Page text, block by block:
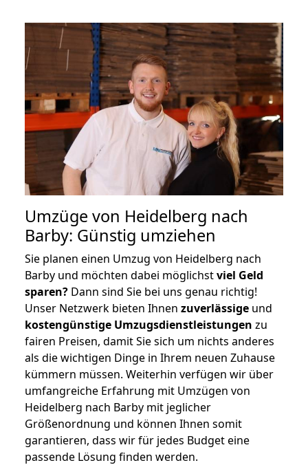
Umzüge von Heidelberg nach
Barby: Günstig umziehen
Sie planen einen Umzug von Heidelberg nach
Barby und möchten dabei möglichstviel Geld
sparen? Dann sind Sie bei uns genau richtig!
Unser Netzwerk bieten Ihnen zuverlässige und
kostengünstige Umzugsdienstleistungen zu
fairen Preisen, damit Sie sich um nichts anderes
als die wichtigen Dinge in Ihrem neuen Zuhause
kümmern müssen. Weiterhin verfügen wir über
umfangreiche Erfahrung mit Umzügen von
Heidelberg nach Barby mit jeglicher
Größenordnung und können Ihnen somit
garantieren, dass wir für jedes Budget eine
passende Lösung finden werden.